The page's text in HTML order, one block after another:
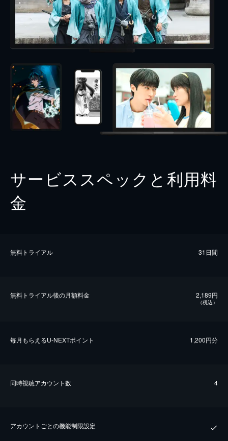
サービススペックと利用料
金
無料トライアル 31日間
無料トライアル後の⽉額料金 2,189円
（税込）
毎⽉もらえるU-NEXTポイント 1,200円分
同時視聴アカウント数 4
アカウントごとの機能制限設定